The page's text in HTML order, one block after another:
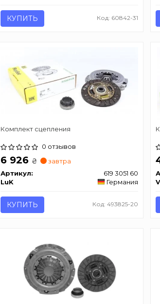
КУПИТЬ Код: 60842-31
Комплект сцепления
0 отзывов
6 926 ₴
завтра
Артикул:
619 3051 60
LuK
Германия
КУПИТЬ Код: 493825-20